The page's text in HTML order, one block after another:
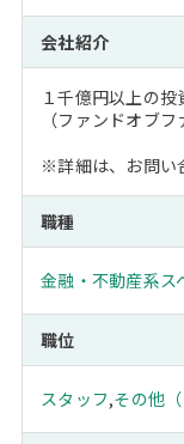
会社紹介
１千億円以上の
（ファンドオブフ
※詳細は、お問い
職種
金融・不動産系ス
職位
スタッフ,その他